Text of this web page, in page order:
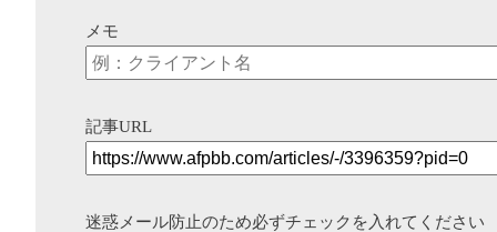
メモ
記事URL
迷惑メール防止のため必ずチェックを入れてください